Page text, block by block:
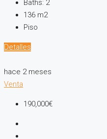
Baths: 2
136 m2
Piso
Detalles
hace 2 meses
Venta
190,000€